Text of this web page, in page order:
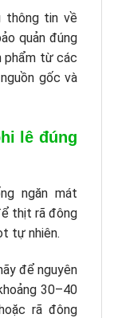
thông tin về
quản đúng
phẩm từ các
gốc và
lê đúng
ngăn mát
thịt rã đông
tự nhiên.
để nguyên
30–40
rã đông